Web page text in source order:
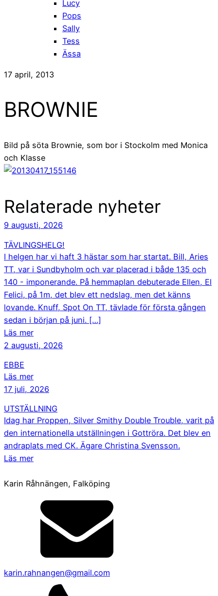
Lucy
Pops
Sally
Tess
Ässa
17 april, 2013
BROWNIE
Bild på söta Brownie, som bor i Stockolm med Monica
och Klasse
Relaterade nyheter
9 augusti, 2026
TÄVLINGSHELG!
I helgen har vi haft 3 hästar som har startat. Bill, Aries
TT, var i Sundbyholm och var placerad i både 135 och
140 - imponerande. På hemmaplan debuterade Ellen, El
Felici, på 1m, det blev ett nedslag, men det känns
lovande. Knuff, Spot On TT, tävlade för första gången
sedan i början på juni. […]
Läs mer
2 augusti, 2026
EBBE
Läs mer
17 juli, 2026
UTSTÄLLNING
Idag har Proppen, Silver Smithy Double Trouble, varit på
den internationella utställningen i Gottröra. Det blev en
andraplats med CK. Ägare Christina Svensson.
Läs mer
Karin Råhnängen, Falköping
karin.rahnangen@gmail.com